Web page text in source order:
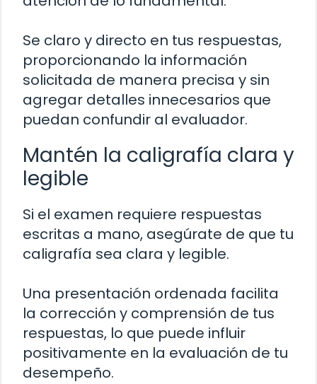
Se claro y directo en tus respuestas,
proporcionando la información
solicitada de manera precisa y sin
agregar detalles innecesarios que
puedan confundir al evaluador.
Mantén la caligrafía clara y
legible
Si el examen requiere respuestas
escritas a mano, asegúrate de que tu
caligrafía sea clara y legible.
Una presentación ordenada facilita
la corrección y comprensión de tus
respuestas, lo que puede influir
positivamente en la evaluación de tu
desempeño.